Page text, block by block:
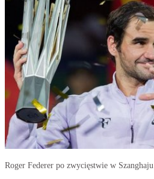
Roger Federer po zwycięstwie w Szanghaju